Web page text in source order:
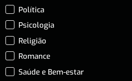
Política
Psicologia
Religião
Romance
Saúde e Bem-estar